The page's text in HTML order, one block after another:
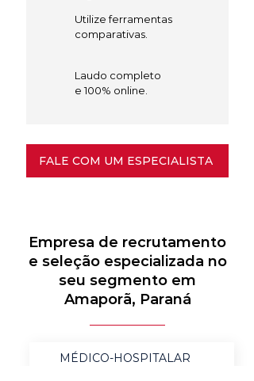
Utilize ferramentas
comparativas.
Laudo completo
e 100% online.
FALE COM UM ESPECIALISTA
Empresa de recrutamento
e seleção especializada no
seu segmento em
Amaporã, Paraná
MÉDICO-HOSPITALAR